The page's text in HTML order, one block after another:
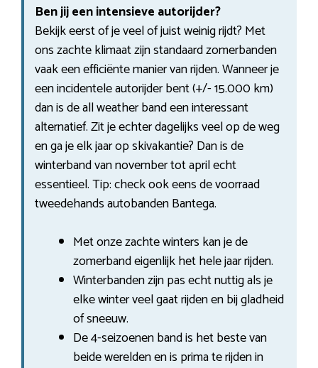
Ben jij een intensieve autorijder?
Bekijk eerst of je veel of juist weinig rijdt? Met
ons zachte klimaat zijn standaard zomerbanden
vaak een efficiënte manier van rijden. Wanneer je
een incidentele autorijder bent (+/- 15.000 km)
dan is de all weather band een interessant
alternatief. Zit je echter dagelijks veel op de weg
en ga je elk jaar op skivakantie? Dan is de
winterband van november tot april echt
essentieel. Tip: check ook eens de voorraad
tweedehands autobanden Bantega.
Met onze zachte winters kan je de
zomerband eigenlijk het hele jaar rijden.
Winterbanden zijn pas echt nuttig als je
elke winter veel gaat rijden en bij gladheid
of sneeuw.
De 4-seizoenen band is het beste van
beide werelden en is prima te rijden in